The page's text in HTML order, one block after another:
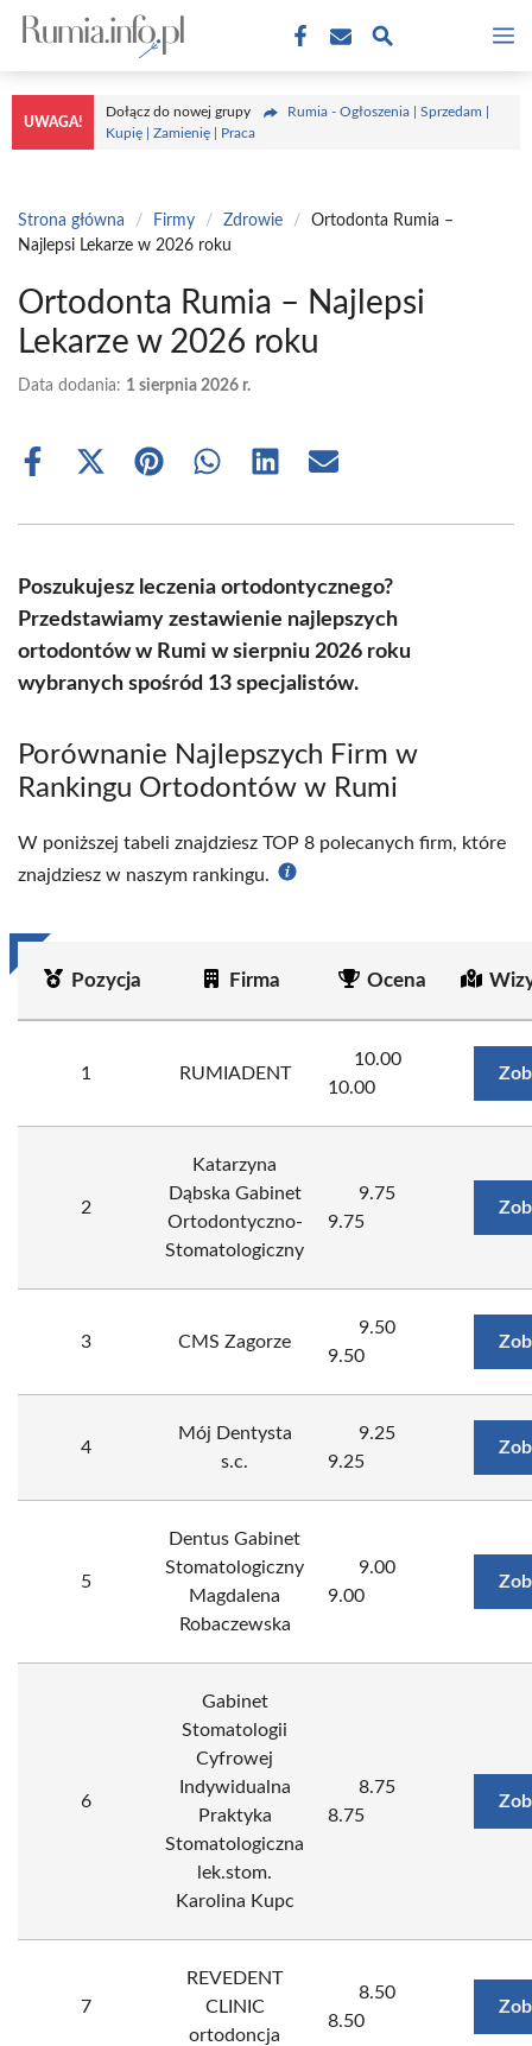
Przejdź
treści
UWAGA!
Dołącz do nowej grupy
Rumia - Ogłoszenia | Sprzedam |
Kupię | Zamienię | Praca
Strona główna / Firmy / Zdrowie /
Ortodonta Rumia –
Najlepsi Lekarze w 2026 roku
Ortodonta Rumia – Najlepsi
Lekarze w 2026 roku
Data dodania: 1 sierpnia 2026 r.
Share
Share
(Twitter)
Share Share Share Share
Poszukujesz leczenia ortodontycznego?
Przedstawiamy zestawienie najlepszych
ortodontów w Rumi w sierpniu 2026 roku
wybranych spośród 13 specjalistów.
Porównanie Najlepszych Firm w
Rankingu Ortodontów w Rumi
W poniższej tabeli znajdziesz TOP 8 polecanych firm, które
znajdziesz w naszym rankingu.
Pozycja Firma Ocena
1 RUMIADENT
10.00
10.00
2
Katarzyna
Dąbska Gabinet
Ortodontyczno-
Stomatologiczny
9.75
9.75
3 CMS Zagorze
9.50
9.50
4
Mój Dentysta
s.c.
9.25
9.25
5
Dentus Gabinet
Stomatologiczny
Magdalena
Robaczewska
9.00
9.00
6
Gabinet
Stomatologii
Cyfrowej
Indywidualna
Praktyka
Stomatologiczna
lek.stom.
Karolina Kupc
8.75
8.75
7
REVEDENT
CLINIC
ortodoncja
8.50
8.50